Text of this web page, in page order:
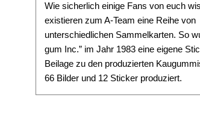
Wie sicherlich einige Fans von euch
existieren zum A-Team eine Reihe von
unterschiedlichen Sammelkarten. So
gum Inc.” im Jahr 1983 eine eigene
Beilage zu den produzierten
66 Bilder und 12 Sticker produziert.